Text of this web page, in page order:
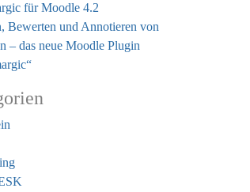
für Moodle 4.2
Bewerten und Annotieren von
– das neue Moodle Plugin